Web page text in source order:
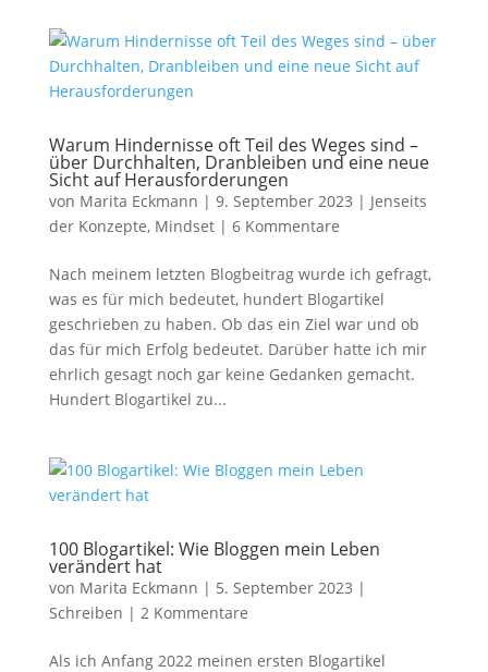
Warum Hindernisse oft Teil des Weges sind –
über Durchhalten, Dranbleiben und eine neue
Sicht auf Herausforderungen
von Marita Eckmann | 9. September 2023 | Jenseits
der Konzepte, Mindset| 6 Kommentare
Nach meinem letzten Blogbeitrag wurde ich gefragt,
was es für mich bedeutet, hundert Blogartikel
geschrieben zu haben. Ob das ein Ziel war und ob
das für mich Erfolg bedeutet. Darüber hatte ich mir
ehrlich gesagt noch gar keine Gedanken gemacht.
Hundert Blogartikel zu...
100 Blogartikel: Wie Bloggen mein Leben
verändert hat
von Marita Eckmann | 5. September 2023 |
Schreiben | 2 Kommentare
Als ich Anfang 2022 meinen ersten Blogartikel